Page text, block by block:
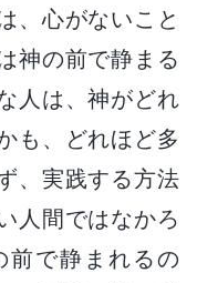
、心がないこと
神の前で静まる
人は、神がどれ
も、どれほど多
、実践する方法
人間ではなかろ
前で静まれるの